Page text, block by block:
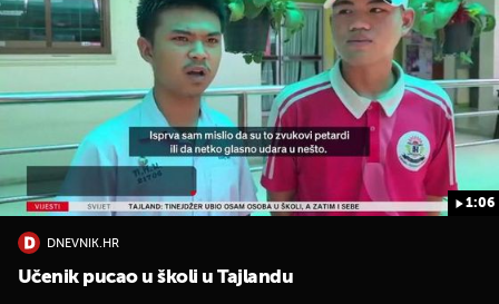
1:06
DNEVNIK.HR
Učenik pucao u školi u Tajlandu